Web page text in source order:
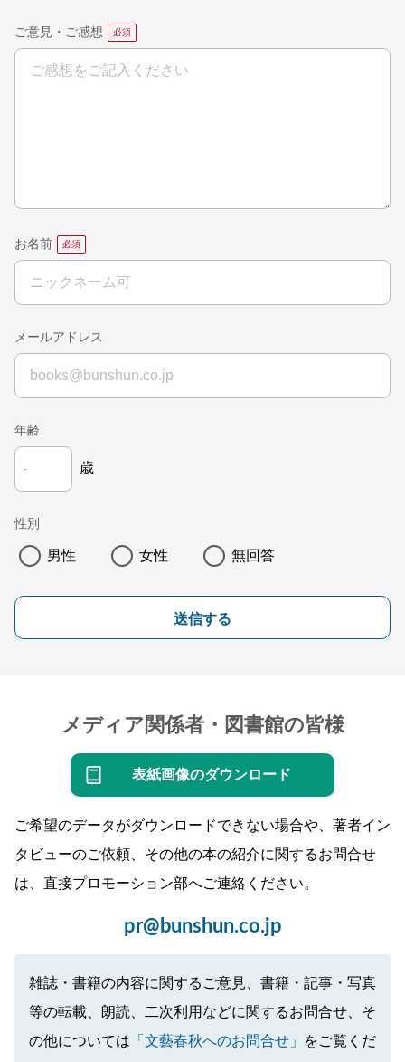
ご意見・ご感想
お名前
メールアドレス
年齢
歳
性別
男性 女性 無回答
送信する
メディア関係者・図書館の皆様
表紙画像のダウンロード
ご希望のデータがダウンロードできない場合や、著者イン
タビューのご依頼、その他の本の紹介に関するお問合せ
は、直接プロモーション部へご連絡ください。
pr@bunshun.co.jp
雑誌・書籍の内容に関するご意見、書籍・記事・写真
等の転載、朗読、二次利用などに関するお問合せ、そ
の他については 「文藝春秋へのお問合せ」 をご覧くだ